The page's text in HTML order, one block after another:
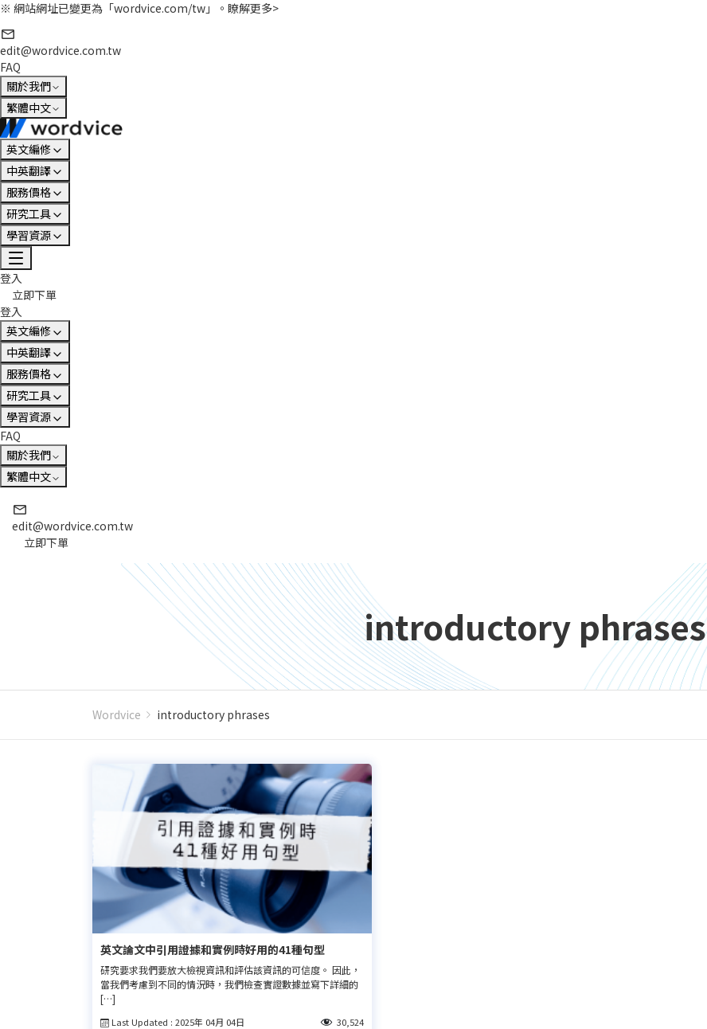
※ 網站網址已變更為「wordvice.com/tw」。 瞭解更多>
edit@wordvice.com.tw
FAQ
關於我們
繁體中文
英文編修
中英翻譯
服務價格
研究工具
學習資源
登入
立即下單
登入
英文編修
中英翻譯
服務價格
研究工具
學習資源
FAQ
關於我們
繁體中文
edit@wordvice.com.tw
立即下單
introductory phrases
Wordvice introductory phrases
英文論文中引用證據和實例時好用的41種句型
研究要求我們要放大檢視資訊和評估該資訊的可信度。 因此，
當我們考慮到不同的情況時，我們檢查實證數據並寫下詳細的
[…]
Last Updated : 2025年 04月 04日 30,524